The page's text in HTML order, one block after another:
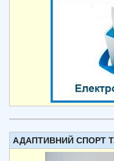
АДАПТИВНИЙ СПОРТ